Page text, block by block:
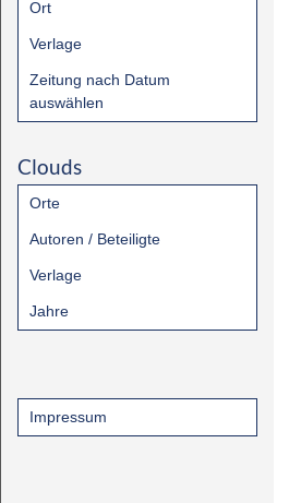
Ort
Verlage
Zeitung nach Datum
auswählen
Clouds
Orte
Autoren / Beteiligte
Verlage
Jahre
Impressum